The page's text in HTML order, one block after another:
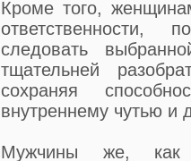
Кроме того,
ответственности,
следовать
тщательней
сохраняя
внутреннему чутью и
Мужчины же, как